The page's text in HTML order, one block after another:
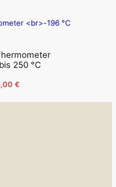
1.035,00 €
250 °C
€